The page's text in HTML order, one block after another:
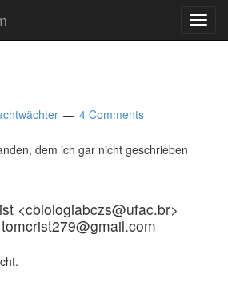
4 Comments
dem ich gar nicht geschrieben
<cbiologiabczs@ufac.br>
tomcrist279@gmail.com